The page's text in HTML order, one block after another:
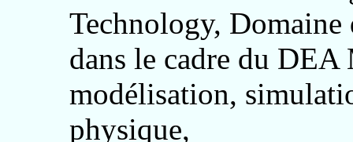
Technology,
dans le cadre du DEA
modélisation,
physique,